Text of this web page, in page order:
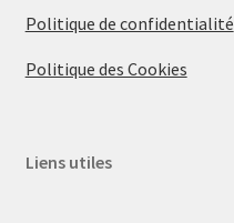
Politique de confidentialité
Politique des Cookies
Liens utiles